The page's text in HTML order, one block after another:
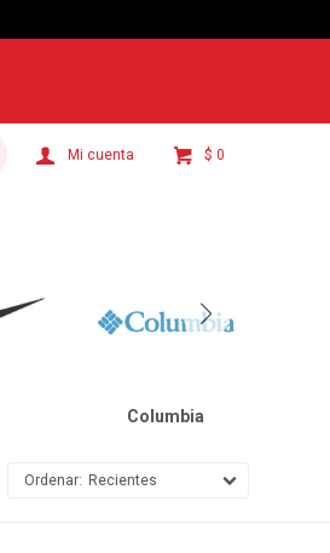
$ 0
Columbia
Recientes